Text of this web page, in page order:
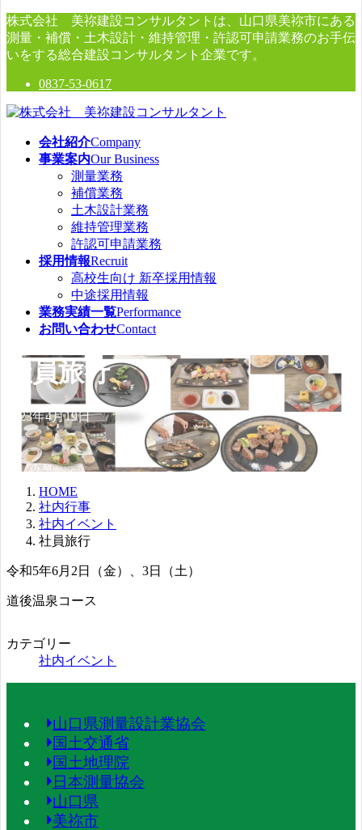
コ
ン
テ
へ
ス
ナ
ビ
ゲ
ョ
ン
株式会社 美祢建設コンサルタントは、山口県美祢市にある
測量・補償・土木設計・維持管理・許認可申請業務のお手伝
いをする総合建設コンサルタント企業です。
0837-53-0617
会社紹介Company
事業案内Our Business
測量業務
補償業務
土木設計業務
維持管理業務
許認可申請業務
採用情報Recruit
高校生向け 新卒採用情報
中途採用情報
業務実績一覧Performance
お問い合わせContact
社員旅行
2023年4月19日
HOME
社内行事
社内イベント
社員旅行
令和5年6月2日（金）、3日（土）
道後温泉コース
カテゴリー
社内イベント
山口県測量設計業協会
国土交通省
国土地理院
日本測量協会
山口県
美祢市